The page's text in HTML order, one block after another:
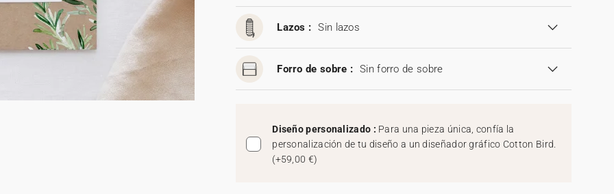
Lazos : Sin lazos
Forro de sobre : Sin forro de sobre
Diseño personalizado : Para una pieza única, confía la
personalización de tu diseño a un diseñador gráfico Cotton Bird.
(+59,00 €)